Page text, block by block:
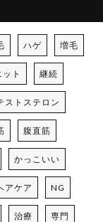
ハゲ 増毛
ト 継続
ストステロン
腹直筋
かっこいい
アケア NG
治療 専門